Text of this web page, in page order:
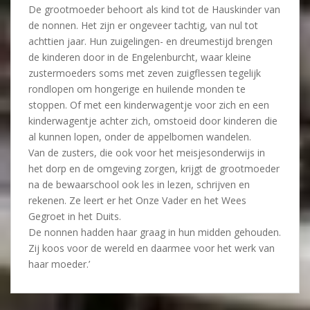
De grootmoeder behoort als kind tot de Hauskinder van
de nonnen. Het zijn er ongeveer tachtig, van nul tot
achttien jaar. Hun zuigelingen- en dreumestijd brengen
de kinderen door in de Engelenburcht, waar kleine
zustermoeders soms met zeven zuigflessen tegelijk
rondlopen om hongerige en huilende monden te
stoppen. Of met een kinderwagentje voor zich en een
kinderwagentje achter zich, omstoeid door kinderen die
al kunnen lopen, onder de appelbomen wandelen.
Van de zusters, die ook voor het meisjesonderwijs in
het dorp en de omgeving zorgen, krijgt de grootmoeder
na de bewaarschool ook les in lezen, schrijven en
rekenen. Ze leert er het Onze Vader en het Wees
Gegroet in het Duits.
De nonnen hadden haar graag in hun midden gehouden.
Zij koos voor de wereld en daarmee voor het werk van
haar moeder.’